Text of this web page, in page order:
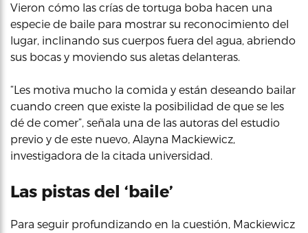
Vieron cómo las crías de tortuga boba hacen una
especie de baile para mostrar su reconocimiento del
lugar, inclinando sus cuerpos fuera del agua, abriendo
sus bocas y moviendo sus aletas delanteras.
“Les motiva mucho la comida y están deseando bailar
cuando creen que existe la posibilidad de que se les
dé de comer”, señala una de las autoras del estudio
previo y de este nuevo, Alayna Mackiewicz,
investigadora de la citada universidad.
Las pistas del ‘baile’
Para seguir profundizando en la cuestión, Mackiewicz